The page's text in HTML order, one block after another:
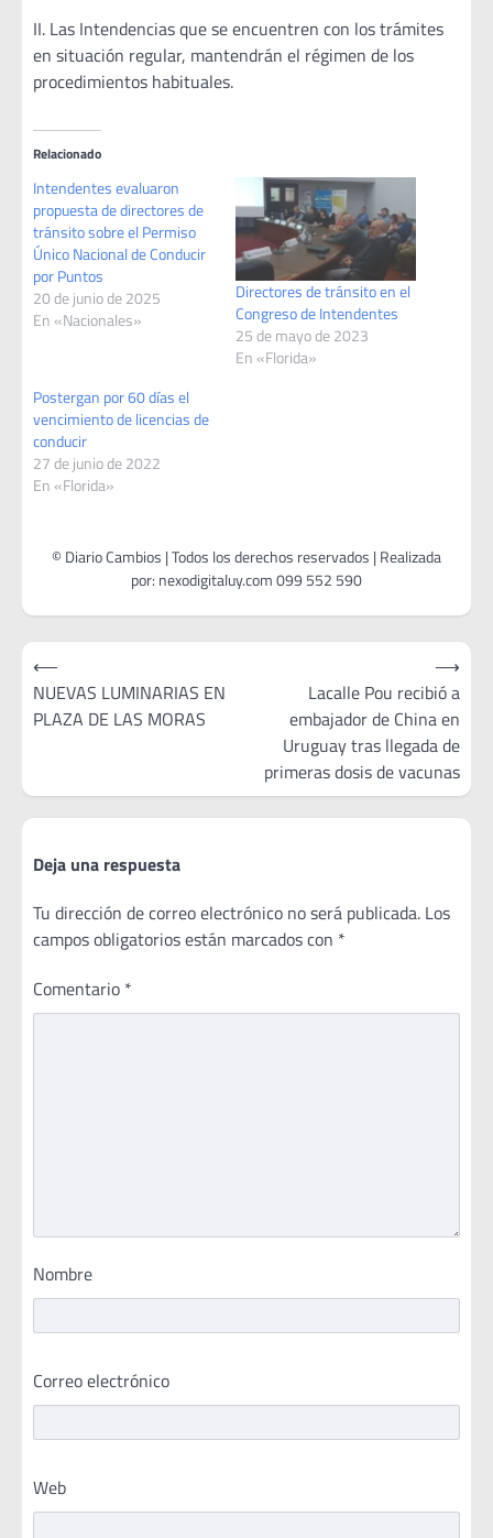
II. Las Intendencias que se encuentren con los trámites
en situación regular, mantendrán el régimen de los
procedimientos habituales.
Relacionado
Intendentes evaluaron
propuesta de directores de
tránsito sobre el Permiso
Único Nacional de Conducir
por Puntos
20 de junio de 2025
En «Nacionales»
Directores de tránsito en el
Congreso de Intendentes
25 de mayo de 2023
En «Florida»
Postergan por 60 días el
vencimiento de licencias de
conducir
27 de junio de 2022
En «Florida»
Navegación
de
entradas
⟵
NUEVAS LUMINARIAS EN
PLAZA DE LAS MORAS
Lacalle Pou recibió a
embajador de China en
Uruguay tras llegada de
primeras dosis de vacunas
⟶
Deja una respuesta
Tu dirección de correo electrónico no será publicada. Los
campos obligatorios están marcados con *
Comentario *
Nombre
Correo electrónico
Web